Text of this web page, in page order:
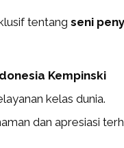
tentang seni
Kempinski
kelas dunia.
dan apresiasi